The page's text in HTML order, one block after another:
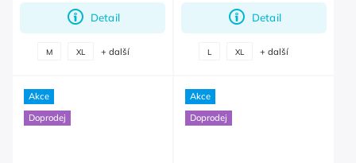
Detail
M XL + další
Detail
L XL + další
Akce
Doprodej
Akce
Doprodej